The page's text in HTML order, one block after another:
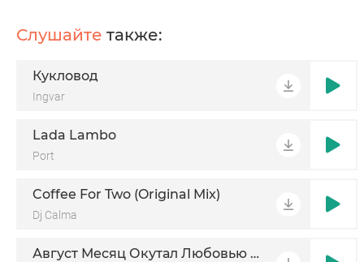
Далее класс, бампер зачет
Спереди гордость, сзади магнит
Самый сочный персик
Глаза
Слушайте также:
Кукловод
Ingvar
Lada Lambo
Port
Coffee For Two (Original Mix)
Dj Calma
Август Месяц Окутал Любовью Своей